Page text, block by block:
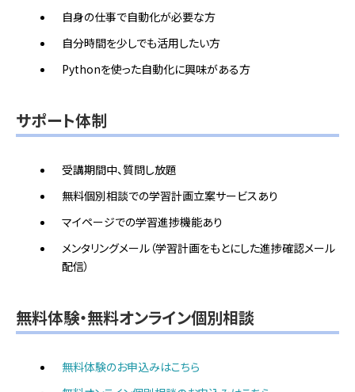
自身の仕事で自動化が必要な方
自分時間を少しでも活用したい方
Pythonを使った自動化に興味がある方
サポート体制
受講期間中、質問し放題
無料個別相談での学習計画立案サービスあり
マイページでの学習進捗機能あり
メンタリングメール（学習計画をもとにした進捗確認メール
配信）
無料体験・無料オンライン個別相談
無料体験のお申込みはこちら